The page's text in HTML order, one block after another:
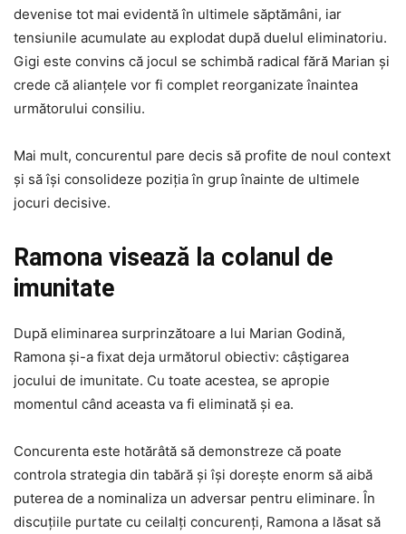
devenise tot mai evidentă în ultimele săptămâni, iar
tensiunile acumulate au explodat după duelul eliminatoriu.
Gigi este convins că jocul se schimbă radical fără Marian și
crede că alianțele vor fi complet reorganizate înaintea
următorului consiliu.
Mai mult, concurentul pare decis să profite de noul context
și să își consolideze poziția în grup înainte de ultimele
jocuri decisive.
Ramona visează la colanul de
imunitate
După eliminarea surprinzătoare a lui Marian Godină,
Ramona și-a fixat deja următorul obiectiv: câștigarea
jocului de imunitate. Cu toate acestea, se apropie
momentul când aceasta va fi eliminată și ea.
Concurenta este hotărâtă să demonstreze că poate
controla strategia din tabără și își dorește enorm să aibă
puterea de a nominaliza un adversar pentru eliminare. În
discuțiile purtate cu ceilalți concurenți, Ramona a lăsat să